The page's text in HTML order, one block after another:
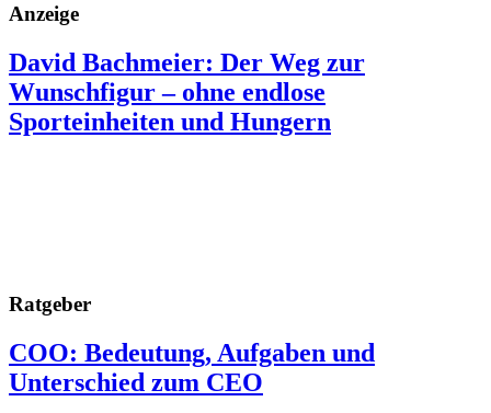
Anzeige
David Bachmeier: Der Weg zur
Wunschfigur – ohne endlose
Sporteinheiten und Hungern
Ratgeber
COO: Bedeutung, Aufgaben und
Unterschied zum CEO